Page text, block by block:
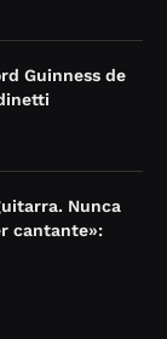
Guinness de
Nunca
cantante»: